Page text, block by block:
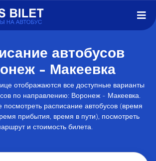
автобусов
- Макеевка
отображаются все доступные варианты
по направлению: Воронеж - Макеевка.
расписание автобусов (время
прибытия, время в пути), посмотреть
и стоимость билета.